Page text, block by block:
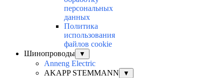
персональных
данных
Политика
использования
файлов cookie
Шинопроводы
▼
Anneng Electric
AKAPP STEMMANN
▼